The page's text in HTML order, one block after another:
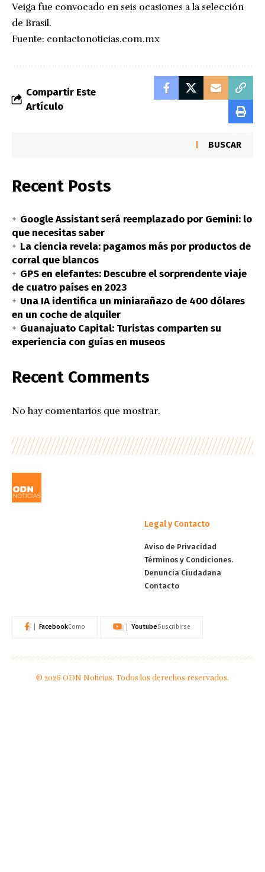
Veiga fue convocado en seis ocasiones a la selección
de Brasil.
Fuente: contactonoticias.com.mx
Compartir Este
Artículo
BUSCAR
Recent Posts
Google Assistant será reemplazado por Gemini: lo
que necesitas saber
La ciencia revela: pagamos más por productos de
corral que blancos
GPS en elefantes: Descubre el sorprendente viaje
de cuatro países en 2023
Una IA identifica un miniarañazo de 400 dólares
en un coche de alquiler
Guanajuato Capital: Turistas comparten su
experiencia con guías en museos
Recent Comments
No hay comentarios que mostrar.
Legal y Contacto
Aviso de Privacidad
Términos y Condiciones.
Denuncia Ciudadana
Contacto
FacebookComo YoutubeSuscribirse
© 2026 ODN Noticias. Todos los derechos reservados.